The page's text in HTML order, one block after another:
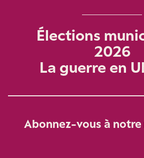
Élections
2026
La guerre en
Abonnez-vous à